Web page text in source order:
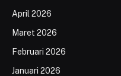
April 2026
Maret 2026
Februari 2026
Januari 2026